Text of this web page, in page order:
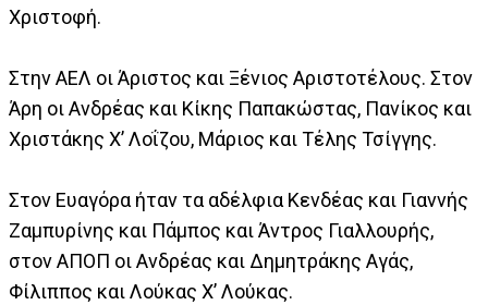
Χριστοφή.
Στην ΑΕΛ οι Άριστος και Ξένιος Αριστοτέλους. Στον
Άρη οι Ανδρέας και Κίκης Παπακώστας, Πανίκος και
Χριστάκης Χ’ Λοΐζου, Μάριος και Τέλης Τσίγγης.
Στον Ευαγόρα ήταν τα αδέλφια Κενδέας και Γιαννής
Ζαμπυρίνης και Πάμπος και Άντρος Γιαλλουρής,
στον ΑΠΟΠ οι Ανδρέας και Δημητράκης Αγάς,
Φίλιππος και Λούκας Χ’ Λούκας.